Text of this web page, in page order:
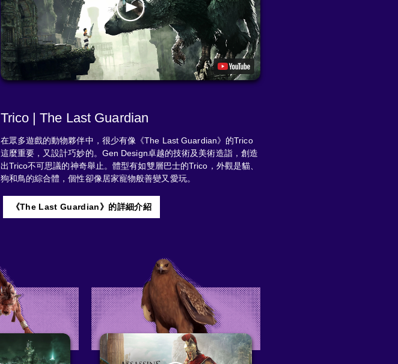
Trico | The Last Guardian
在眾多遊戲的動物夥伴中，很少有像《The Last Guardian》的Trico
這麼重要，又設計巧妙的。Gen Design卓越的技術及美術造詣，創造
出Trico不可思議的神奇舉止。體型有如雙層巴士的Trico，外觀是貓、
狗和鳥的綜合體，個性卻像居家寵物般善變又愛玩。
《The Last Guardian》的詳細介紹